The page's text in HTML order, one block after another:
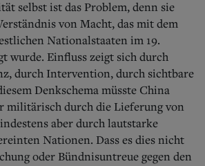
selbst ist das Problem, denn sie
von Macht, das mit dem
Nationalstaaten im 19.
wurde. Einfluss zeigt sich durch
durch Intervention, durch sichtbare
Denkschema müsste China
militärisch durch die Lieferung von
aber durch lautstarke
Nationen. Dass es dies nicht
oder Bündnisuntreue gegen den